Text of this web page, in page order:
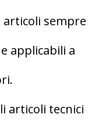
sempre
applicabili a
articoli tecnici